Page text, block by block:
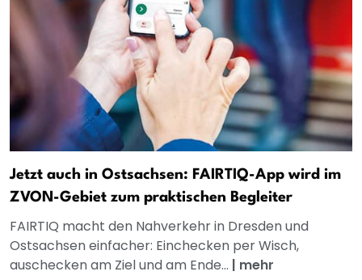
Jetzt auch in Ostsachsen: FAIRTIQ-App wird im
ZVON-Gebiet zum praktischen Begleiter
FAIRTIQ macht den Nahverkehr in Dresden und
Ostsachsen einfacher: Einchecken per Wisch,
auschecken am Ziel und am Ende... | mehr